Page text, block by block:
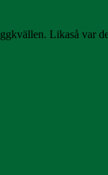
Likaså var